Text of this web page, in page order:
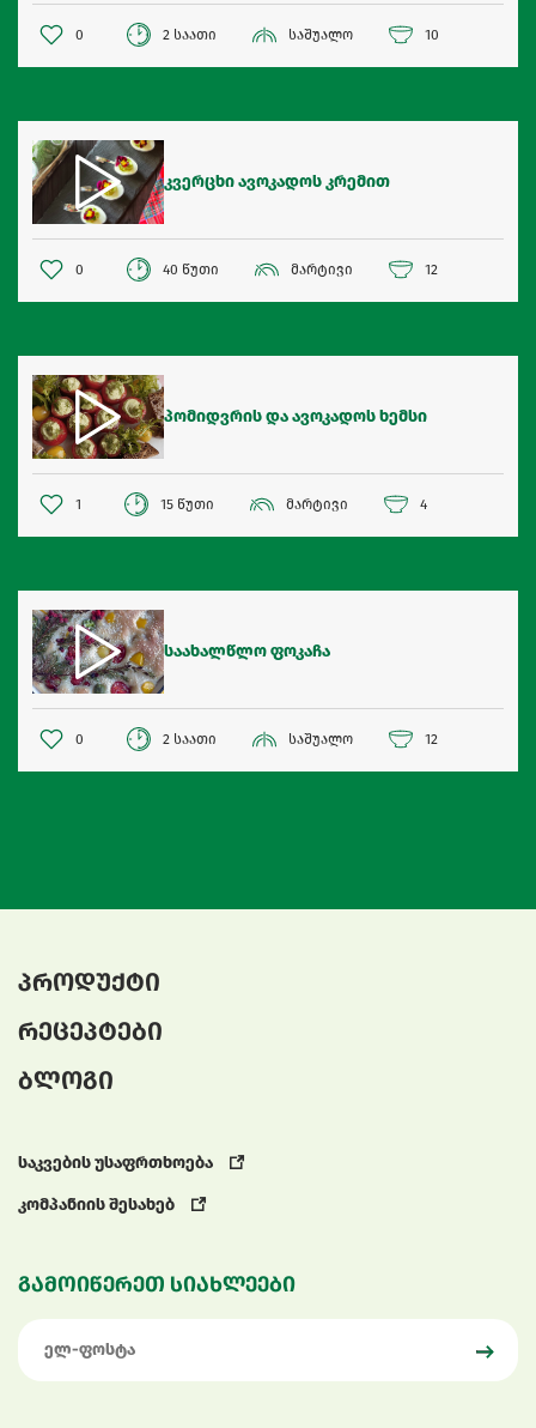
0 2 საათი საშუალო 10
კვერცხი ავოკადოს კრემით
0 40 წუთი მარტივი 12
პომიდვრის და ავოკადოს ხემსი
1 15 წუთი მარტივი 4
საახალწლო ფოკაჩა
0 2 საათი საშუალო 12
პროდუქტი
რეცეპტები
ბლოგი
საკვების უსაფრთხოება
კომპანიის შესახებ
გამოიწერეთ სიახლეები